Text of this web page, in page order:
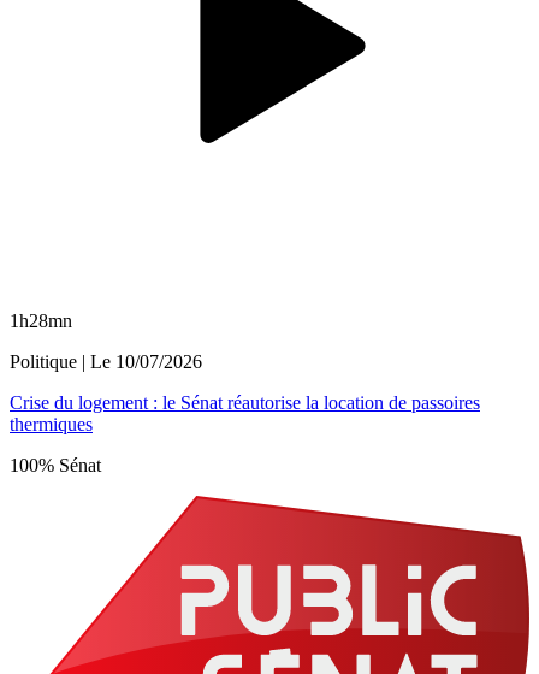
1h28mn
Politique | Le 10/07/2026
Crise du logement : le Sénat réautorise la location de passoires
thermiques
100% Sénat